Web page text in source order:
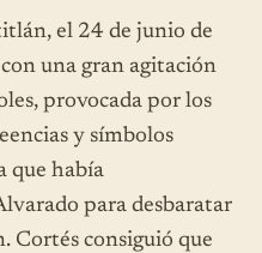
el 24 de junio de
una gran agitación
provocada por los
y símbolos
que había
para desbaratar
Cortés consiguió que